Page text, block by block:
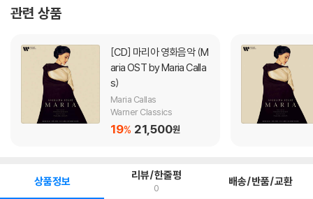
관련 상품
[CD]
aria OST by Maria Calla
s)
Maria Callas
Warner Classics
19% 21,500원
상품정보 리뷰/한줄평
0 배송/반품/교환